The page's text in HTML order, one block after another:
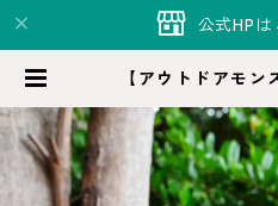
公式HP
【アウトドアモン